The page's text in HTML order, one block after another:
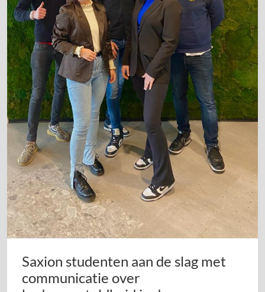
Saxion studenten aan de slag met
communicatie over